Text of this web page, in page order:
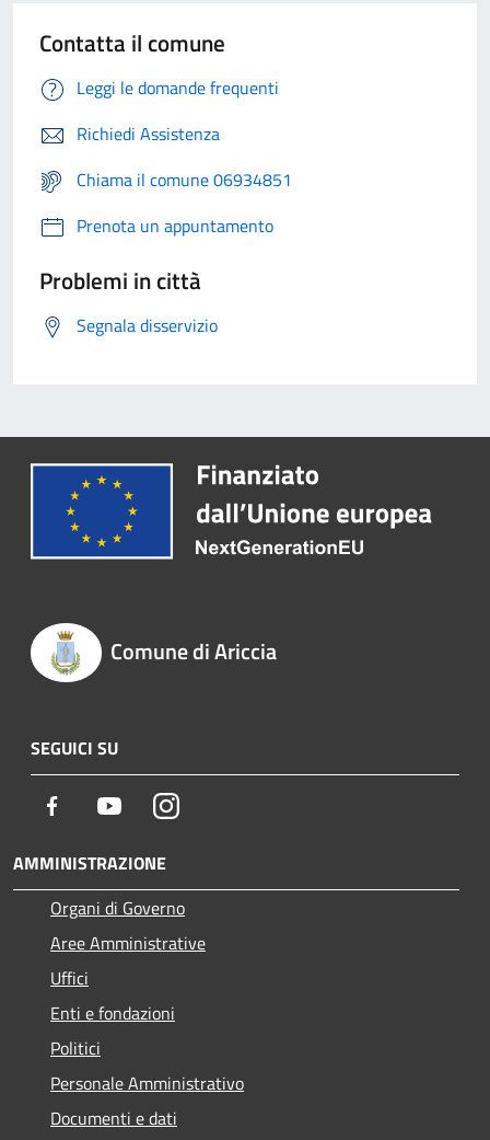
Contatta il comune
Leggi le domande frequenti
Richiedi Assistenza
Chiama il comune 06934851
Prenota un appuntamento
Problemi in città
Segnala disservizio
Comune di Ariccia
SEGUICI SU
Facebook YoutubeInstagram
AMMINISTRAZIONE
Organi di Governo
Aree Amministrative
Uffici
Enti e fondazioni
Politici
Personale Amministrativo
Documenti e dati